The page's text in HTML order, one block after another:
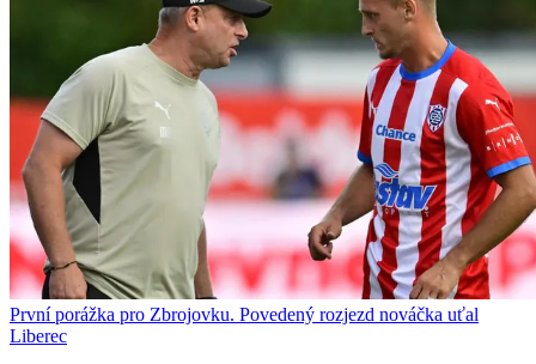
První porážka pro Zbrojovku. Povedený rozjezd nováčka uťal
Liberec